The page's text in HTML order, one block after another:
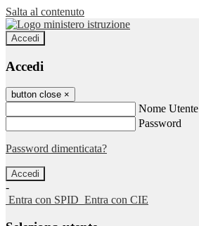
Salta al contenuto
Accedi
Accedi
button close ×
Nome Utente
Password
Password dimenticata?
-
Entra con SPID Entra con CIE